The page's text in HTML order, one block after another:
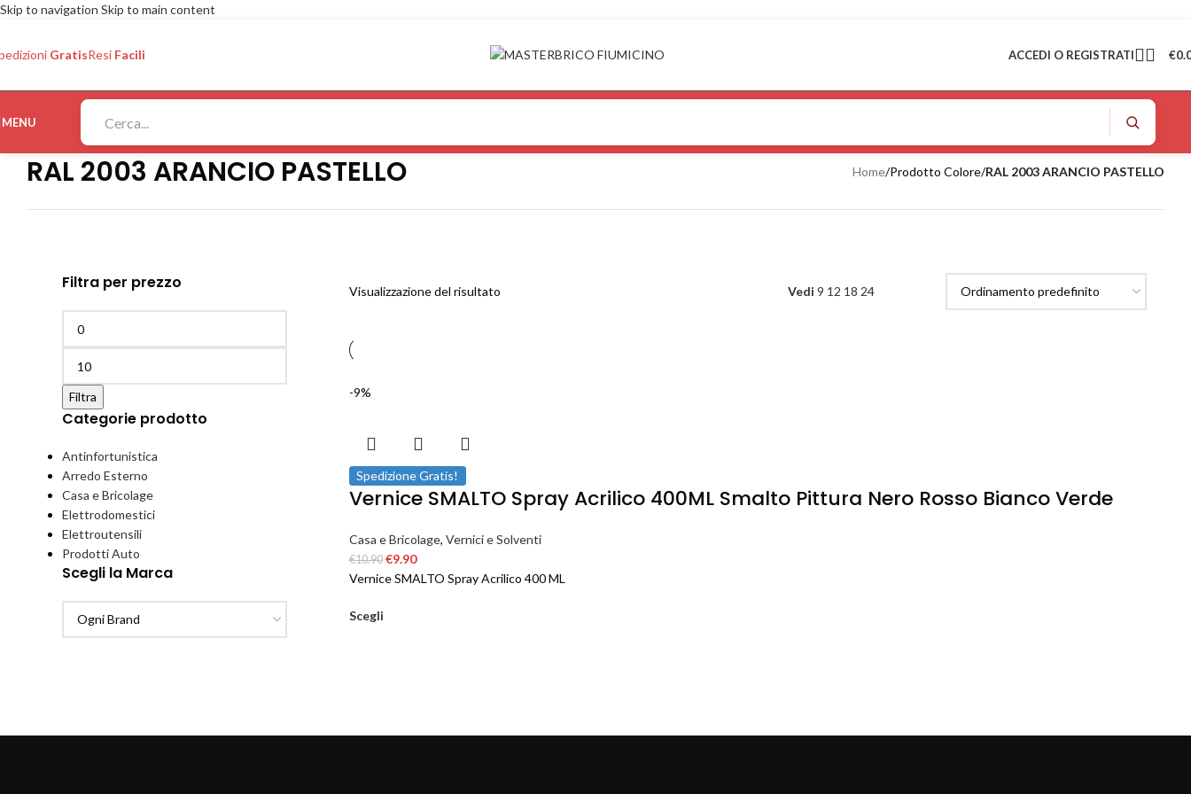
Skip to navigation Skip to main content
GratisResi Facili ACCEDI O REGISTRATI €
MENU
RAL 2003 ARANCIO PASTELLO Home/Prodotto Colore/RAL 2003 ARANCIO PASTELLO
Filtra per prezzo
Filtra
Categorie prodotto
Antinfortunistica
Arredo Esterno
Casa e Bricolage
Elettrodomestici
Elettroutensili
Prodotti Auto
Scegli la Marca
Visualizzazione del risultato Vedi 9 12 18 24
-9%
Spedizione Gratis!
Vernice SMALTO Spray Acrilico 400ML Smalto Pittura Nero Rosso Bianco Verde
Casa e Bricolage, Vernici e Solventi
€10.90 €9.90
Vernice SMALTO Spray Acrilico 400 ML
Scegli